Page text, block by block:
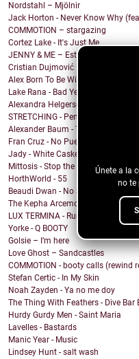
Únete a la
no te
Nordstahl – Mjölnir
Jack Horton - Never Know Why
COMMOTION – stargazing
Cortez Lake - It's Just Me
JENNY & ME – Estate
Cristian Dujmović – Fin de un
Alex Born To Be Wild - Nice Girls
Lake Rana - Bad Year
Alexandra Helgerson - We're Never
STRETCHING - Pencil Me In
Alexander Baum - Träume
Fran Cruz - No Puedo
Jady - White Casket
Mittosis - Stop the questions
HorthWorld - 55
Beaudi Dwan - No Sense To Me
The Kepha Arcemont Experiment -
LUX TERMINA - Run Rabbit Run
Yorke - Q BOOTY
Golsie – I’m here
Love Ghost – Sandcastles
COMMOTION - booty calls (rewind
Stefan Certic - In My Skin
Noah Zayden - Ya no me doy
The Thing With Feathers - Dive Bar
Hurdy Gurdy Men - Saint Maria
Lavelles - Bastards
Manic Year - Music
Lindsey Hunt - salt wash